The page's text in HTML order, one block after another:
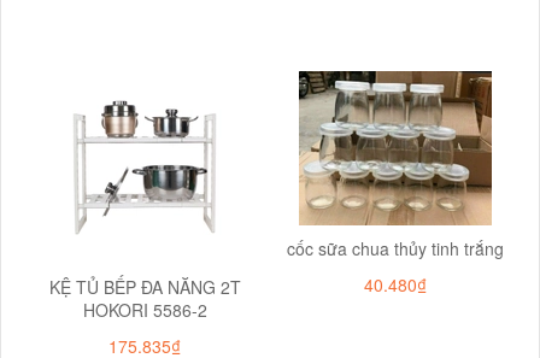
KỆ TỦ BẾP ĐA NĂNG 2T
HOKORI 5586-2
175.835₫
cốc sữa chua thủy tinh trắng
40.480₫